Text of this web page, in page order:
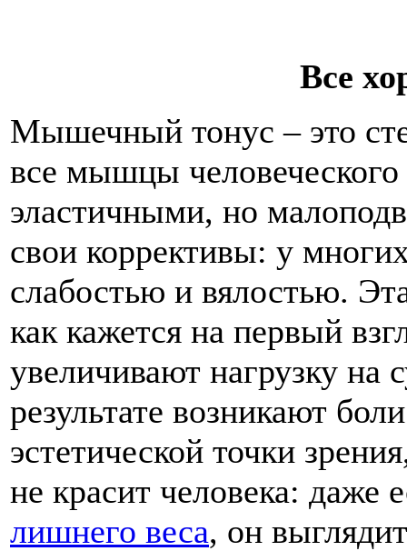
Все
Мышечный тонус – это
все мышцы
эластичными, но
свои коррективы: у
слабостью и вялостью.
как кажется на первый
увеличивают нагрузку на
результате возникают
эстетической точки
не красит человека: даже
лишнего веса, он